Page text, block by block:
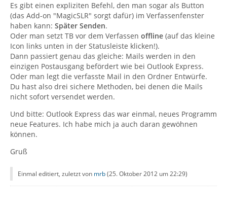
Es gibt einen expliziten Befehl, den man sogar als Button
(das Add-on "MagicSLR" sorgt dafür) im Verfassenfenster
haben kann: Später Senden.
Oder man setzt TB vor dem Verfassen offline (auf das kleine
Icon links unten in der Statusleiste klicken!).
Dann passiert genau das gleiche: Mails werden in den
einzigen Postausgang befördert wie bei Outlook Express.
Oder man legt die verfasste Mail in den Ordner Entwürfe.
Du hast also drei sichere Methoden, bei denen die Mails
nicht sofort versendet werden.
Und bitte: Outlook Express das war einmal, neues Programm
neue Features. Ich habe mich ja auch daran gewöhnen
können.
Gruß
Einmal editiert, zuletzt von mrb(25. Oktober 2012 um 22:29)